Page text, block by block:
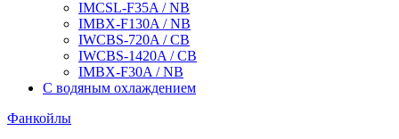
IMCSL-F35A / NB
IMBX-F130A / NB
IWCBS-720A / CB
IWCBS-1420A / CB
IMBX-F30A / NB
С водяным охлаждением
Фанкойлы